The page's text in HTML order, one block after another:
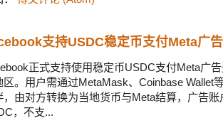
支持USDC稳定币支付Meta广
正式支持使用稳定币USDC支付Meta广
区。用户需通过MetaMask、Coinbase Wallet
，由对方转换为当地货币与Meta结算，广告
，不支...